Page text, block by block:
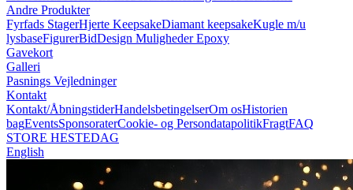
Andre Produkter
Fyrfads StagerHjerte KeepsakeDiamant keepsakeKugle m/u
lysbaseFigurerBidDesign Muligheder Epoxy
Gavekort
Galleri
Pasnings Vejledninger
Kontakt
Kontakt/ÅbningstiderHandelsbetingelserOm osHistorien
bagEventsSponsoraterCookie- og PersondatapolitikFragtFAQ
STORE HESTEDAG
English